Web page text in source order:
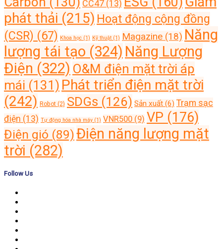
CC47 (13)
phát thải (215) Hoạt động cộng đồng
(CSR) (67) Khoa học (1) Kỹ thuật (1) Magazine (18) Năng
lượng tái tạo (324) Năng Lượng
Điện (322) O&M điện mặt trời áp
mái (131) Phát triển điện mặt trời
(242) Robot (2) SDGs (126) Sản xuất (6) Trạm sạc
điện (13) Tự động hóa nhà máy (1) VNR500 (9) VP (176)
Điện gió (89)Điện năng lượng mặt
trời (282)
Follow Us